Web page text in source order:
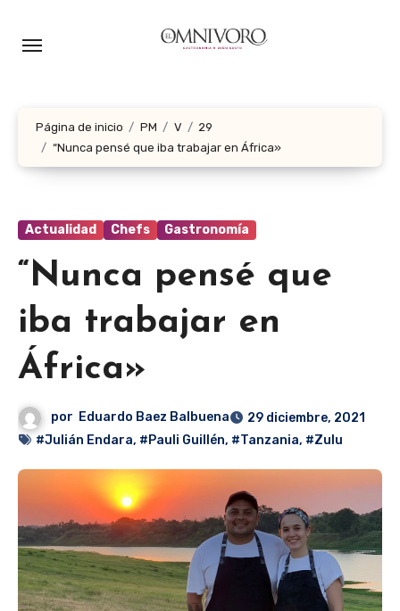
Página de inicio PM V
29
“Nunca pensé que iba trabajar en África»
Actualidad Chefs Gastronomía
“Nunca pensé que
iba trabajar en
África»
por Eduardo Baez Balbuena
29 diciembre, 2021
#Julián Endara, #Pauli Guillén, #Tanzania, #Zulu